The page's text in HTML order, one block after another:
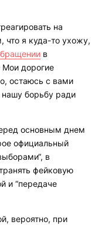
на
что я куда-то ухожу,
в
дорогие
остаюсь с вами
борьбу ради
основным днем
официальный
в
фейковую
и “передаче
вероятно, при